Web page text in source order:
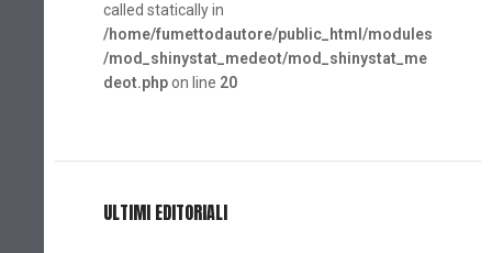
called statically in
/home/fumettodautore/public_html/modules
/mod_shinystat_medeot/mod_shinystat_me
deot.phpon line 20
ULTIMI EDITORIALI